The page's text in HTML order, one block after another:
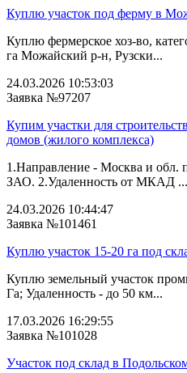
Куплю участок под ферму в
Куплю фермерское хоз-во,
га Можайский р-н, Рузски...
24.03.2026 10:53:03
Заявка №97207
Купим участки для
домов (жилого комплекса)
1.Направление - Москва и
ЗАО. 2.Удаленность от МКАД ...
24.03.2026 10:44:47
Заявка №101461
Куплю участок 15-20 га под
Куплю земельный участок
Га; Удаленность - до 50 км...
17.03.2026 16:29:55
Заявка №101028
Участок под склад в